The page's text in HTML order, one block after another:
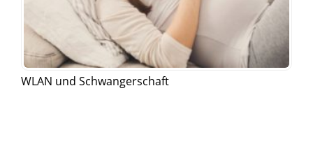
WLAN und Schwangerschaft